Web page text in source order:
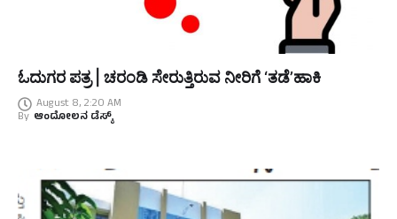
ಓದುಗರ ಪತ್ರ | ಚರಂಡಿ ಸೇರುತ್ತಿರುವ ನೀರಿಗೆ ‘ತಡೆ’ಹಾಕಿ
August 8, 2:20 AM
By ಆಂದೋಲನ ಡೆಸ್ಕ್